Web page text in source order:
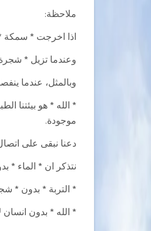
ملاحظة:
اذا اخرجت * سمكة
وعندما تزيل *
وبالمثل، عندما
* الله * هو بيئتنا
موجودة.
دعنا نبقى على
نتذكر ان * الماء
* التربة * بدون *
* الله * بدون انسان